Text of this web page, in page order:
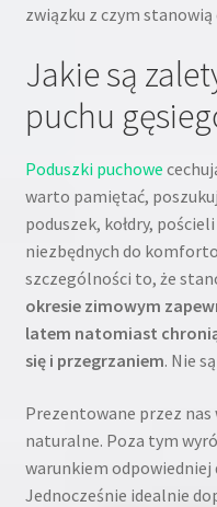
związku z czym
Jakie są
puchu
Poduszki puchowe
warto pamiętać,
poduszek, kołdry,
niezbędnych do
szczególności to, że
okresie zimowym
latem natomiast
się i przegrzaniem. Nie
Prezentowane przez
naturalne. Poza tym
warunkiem odpowiedniej
Jednocześnie idealnie